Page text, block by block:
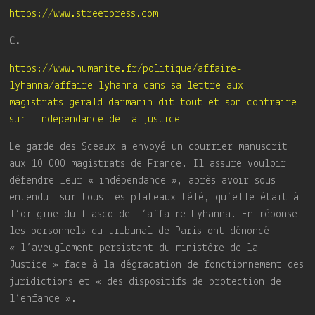
https://www.streetpress.com
C.
https://www.humanite.fr/politique/affaire-
lyhanna/affaire-lyhanna-dans-sa-lettre-aux-
magistrats-gerald-darmanin-dit-tout-et-son-contraire-
sur-lindependance-de-la-justice
Le garde des Sceaux a envoyé un courrier manuscrit
aux 10 000 magistrats de France. Il assure vouloir
défendre leur « indépendance », après avoir sous-
entendu, sur tous les plateaux télé, qu’elle était à
l’origine du fiasco de l’affaire Lyhanna. En réponse,
les personnels du tribunal de Paris ont dénoncé
« l’aveuglement persistant du ministère de la
Justice » face à la dégradation de fonctionnement des
juridictions et « des dispositifs de protection de
l’enfance ».